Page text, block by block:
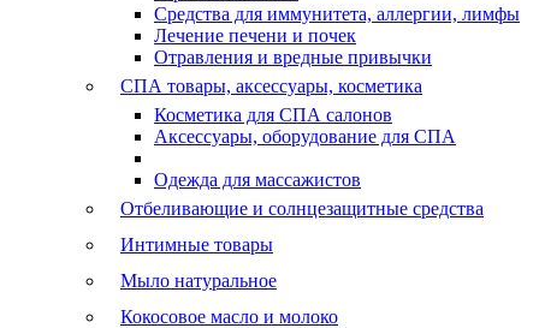
Средства для иммунитета, аллергии, лимфы
Лечение печени и почек
Отравления и вредные привычки
СПА товары, аксессуары, косметика
Косметика для СПА салонов
Аксессуары, оборудование для СПА
Одежда для массажистов
Отбеливающие и солнцезащитные средства
Интимные товары
Мыло натуральное
Кокосовое масло и молоко